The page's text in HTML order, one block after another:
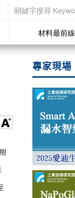
材料最前線
專家現場